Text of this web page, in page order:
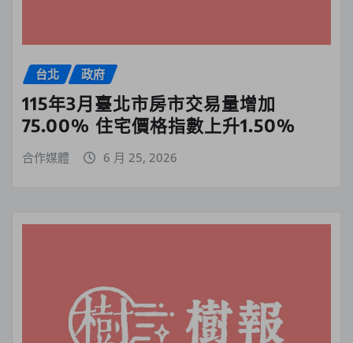
台北 政府
115年3月臺北市房市交易量增加
75.00% 住宅價格指數上升1.50%
合作媒體 6 月 25, 2026